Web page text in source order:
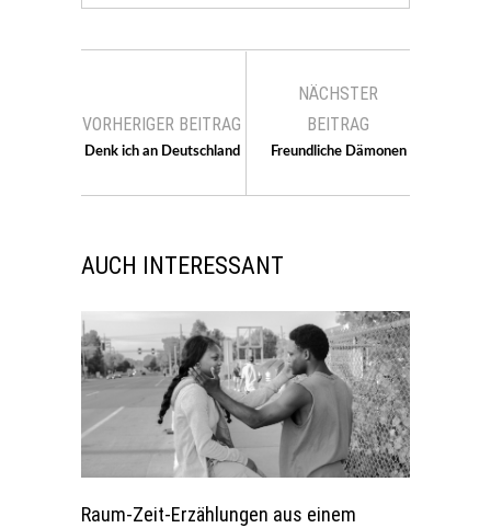
VORHERIGER BEITRAG
Denk ich an Deutschland
NÄCHSTER
BEITRAG
Freundliche Dämonen
AUCH INTERESSANT
Raum-Zeit-Erzählungen aus einem